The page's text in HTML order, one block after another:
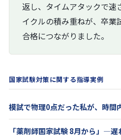
返し、タイムアタックで速
イクルの積み重ねが、卒業
合格につながりました。
国家試験対策に関する指導実例
模試で物理0点だった私が、時間
「薬剤師国家試験 8月から」―